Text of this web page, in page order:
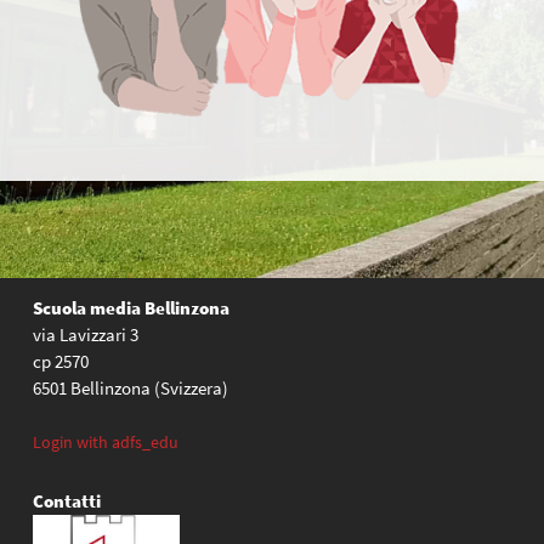
Scuola media Bellinzona
via Lavizzari 3
cp 2570
6501 Bellinzona (Svizzera)
Login with adfs_edu
Contatti